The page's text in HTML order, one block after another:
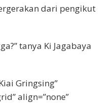
dari pengikut
tanya Ki Jagabaya
Gringsing”
align=”none”